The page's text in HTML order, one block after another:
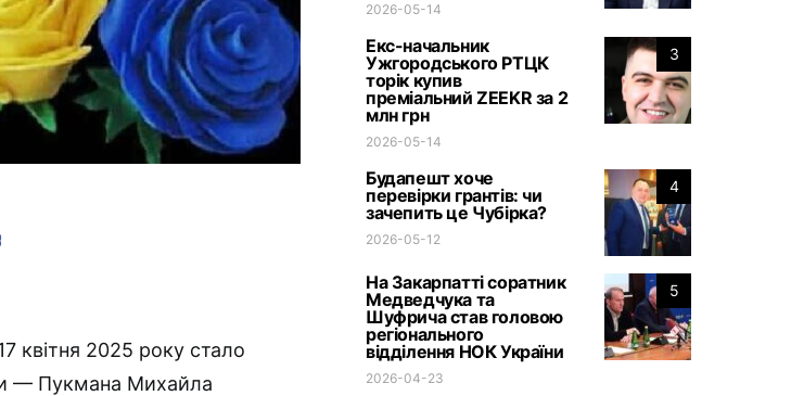
квітня 2025 року стало
— Пукмана Михайла
2026-05-14
3
Екс-начальник
Ужгородського РТЦК
торік купив
преміальний ZEEKR за 2
млн грн
2026-05-14
4
Будапешт хоче
перевірки грантів: чи
зачепить це Чубірка?
2026-05-12
5
На Закарпатті соратник
Медведчука та
Шуфрича став головою
регіонального
відділення НОК України
2026-04-23